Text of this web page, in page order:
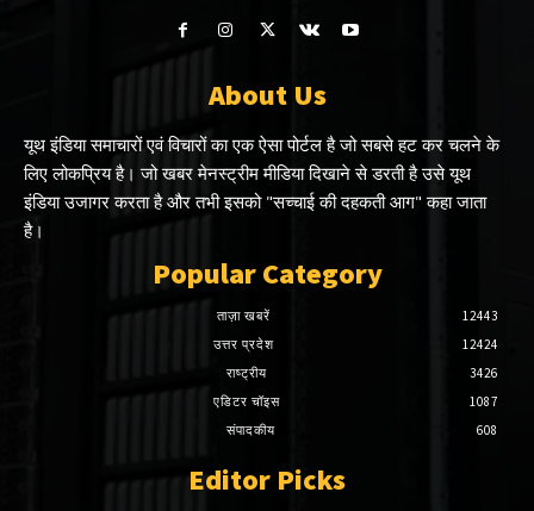
About Us
यूथ इंडिया समाचारों एवं विचारों का एक ऐसा पोर्टल है जो सबसे हट कर चलने के
लिए लोकप्रिय है। जो खबर मेनस्ट्रीम मीडिया दिखाने से डरती है उसे यूथ
इंडिया उजागर करता है और तभी इसको "सच्चाई की दहकती आग" कहा जाता
है।
Popular Category
ताज़ा खबरें
12443
उत्तर प्रदेश
12424
राष्ट्रीय
3426
एडिटर चॉइस
1087
संपादकीय
608
Editor Picks